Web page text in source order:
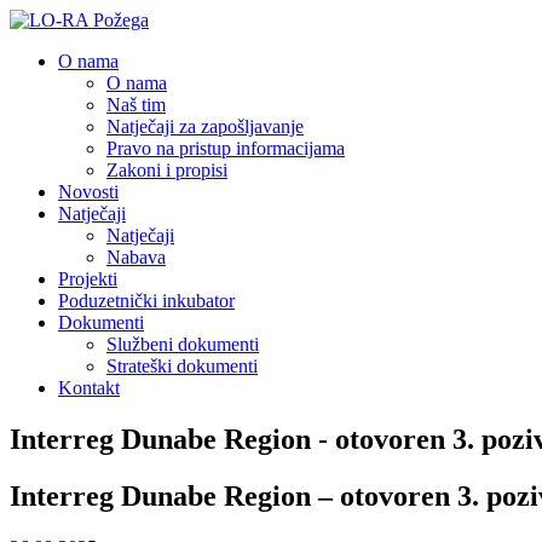
O nama
O nama
Naš tim
Natječaji za zapošljavanje
Pravo na pristup informacijama
Zakoni i propisi
Novosti
Natječaji
Natječaji
Nabava
Projekti
Poduzetnički inkubator
Dokumenti
Službeni dokumenti
Strateški dokumenti
Kontakt
Interreg Dunabe Region - otovoren 3.
Interreg Dunabe Region – otovoren 3.